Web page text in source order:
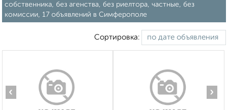
собственника, без агенства, без риелтора, частные, без
комиссии, 17 объявлений в Симферополе
Сортировка:
‹ ›